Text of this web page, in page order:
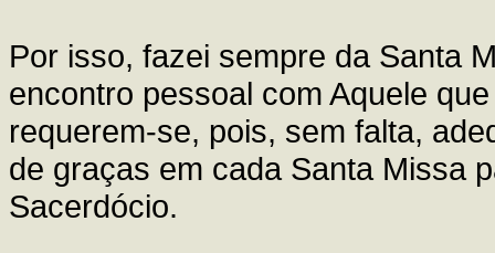
Por isso, fazei sempre da Santa
encontro pessoal com Aquele
requerem-se, pois, sem falta,
de graças em cada Santa Missa
Sacerdócio.